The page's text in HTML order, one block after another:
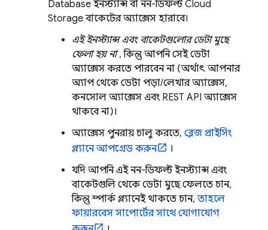
Database ইনস্ট্যান্স বা নন-ডিফল্টCloud
Storageবাকেটের অ্যাক্সেস হারাবে।
এই ইনস্ট্যান্স এবং বাকেটগুলোর ডেটা মুছে
ফেলা হয় না, কিন্তু আপনি সেই ডেটা
অ্যাক্সেস করতে পারবেন না (অর্থাৎ আপনার
অ্যাপ থেকে ডেটা পড়া/লেখার অ্যাক্সেস,
কনসোল অ্যাক্সেস এবং REST API অ্যাক্সেস
থাকবে না)।
অ্যাক্সেস পুনরায় চালু করতে, ব্লেজ প্রাইসিং
প্ল্যানে আপগ্রেড করুন
।
যদি আপনি এই নন-ডিফল্ট ইনস্ট্যান্স এবং
বাকেটগুলি থেকে ডেটা মুছে ফেলতে চান,
কিন্তু স্পার্ক প্ল্যানেই থাকতে চান, তাহলে
ফায়ারবেস সাপোর্টের সাথে যোগাযোগ